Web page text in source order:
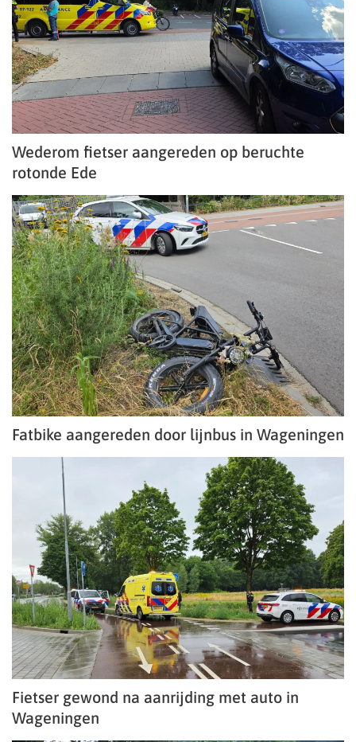
Wederom fietser aangereden op beruchte
rotonde Ede
Fatbike aangereden door lijnbus in Wageningen
Fietser gewond na aanrijding met auto in
Wageningen